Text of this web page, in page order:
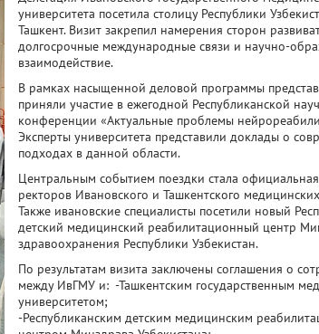
университета посетила столицу Республики
Ташкент. Визит закрепил намерения сторон
долгосрочные международные связи и научно-
взаимодействие.
В рамках насыщенной деловой программы
приняли участие в ежегодной Республиканской
конференции «Актуальные проблемы
Эксперты университета представили доклады о
подходах в данной области.
Центральным событием поездки стала официальная
ректоров Ивановского и Ташкентского
Также ивановские специалисты посетили новый
детский медицинский реабилитационный центр
здравоохранения Республики Узбекистан.
По результатам визита заключены соглашения о
между ИвГМУ и: -Ташкентским государственным
университетом;
-Республиканским детским медицинским